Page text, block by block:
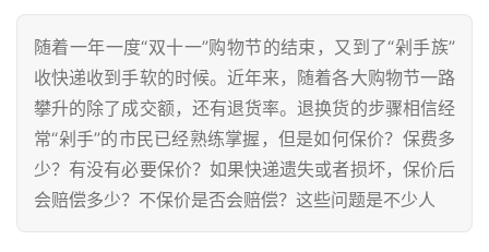
随着一年一度“双十一”购物节的结束，又到了“剁手族”
收快递收到手软的时候。近年来，随着各大购物节一路
攀升的除了成交额，还有退货率。退换货的步骤相信经
常“剁手”的市民已经熟练掌握，但是如何保价？保费多
少？有没有必要保价？如果快递遗失或者损坏，保价后
会赔偿多少？不保价是否会赔偿？这些问题是不少人